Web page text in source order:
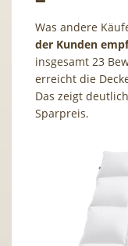
Was andere
der Kunden
insgesamt 23
erreicht die
Das zeigt
Sparpreis.